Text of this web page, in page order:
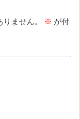
ません。 ※ が付